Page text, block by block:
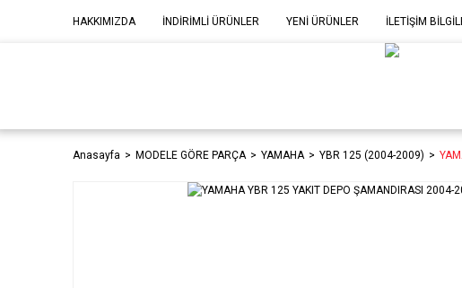
HAKKIMIZDA İNDİRİMLİ ÜRÜNLER YENİ ÜRÜNLER İLETİŞİM
Anasayfa MODELE GÖRE PARÇA YAMAHA YBR 125 (2004-2009)